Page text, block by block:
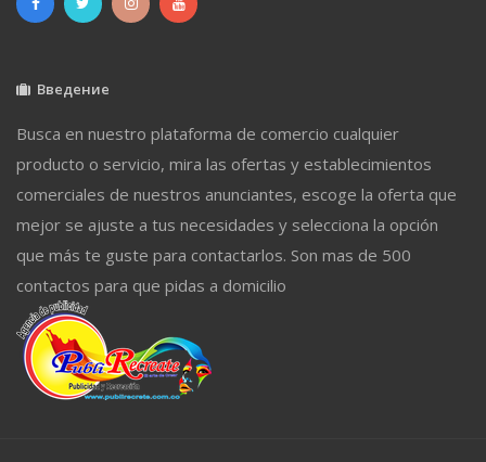
Введение
Busca en nuestro plataforma de comercio cualquier
producto o servicio, mira las ofertas y establecimientos
comerciales de nuestros anunciantes, escoge la oferta que
mejor se ajuste a tus necesidades y selecciona la opción
que más te guste para contactarlos. Son mas de 500
contactos para que pidas a domicilio